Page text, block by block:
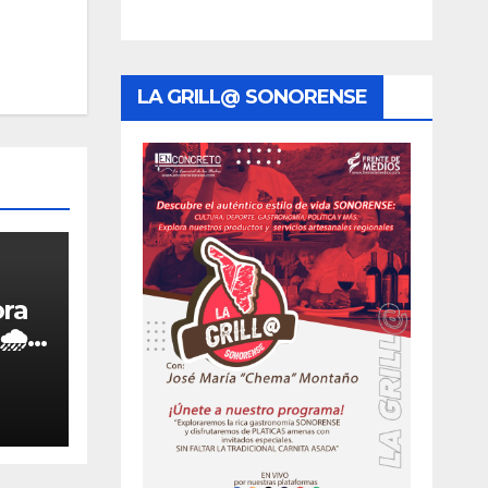
🌧️
LA GRILL@ SONORENSE